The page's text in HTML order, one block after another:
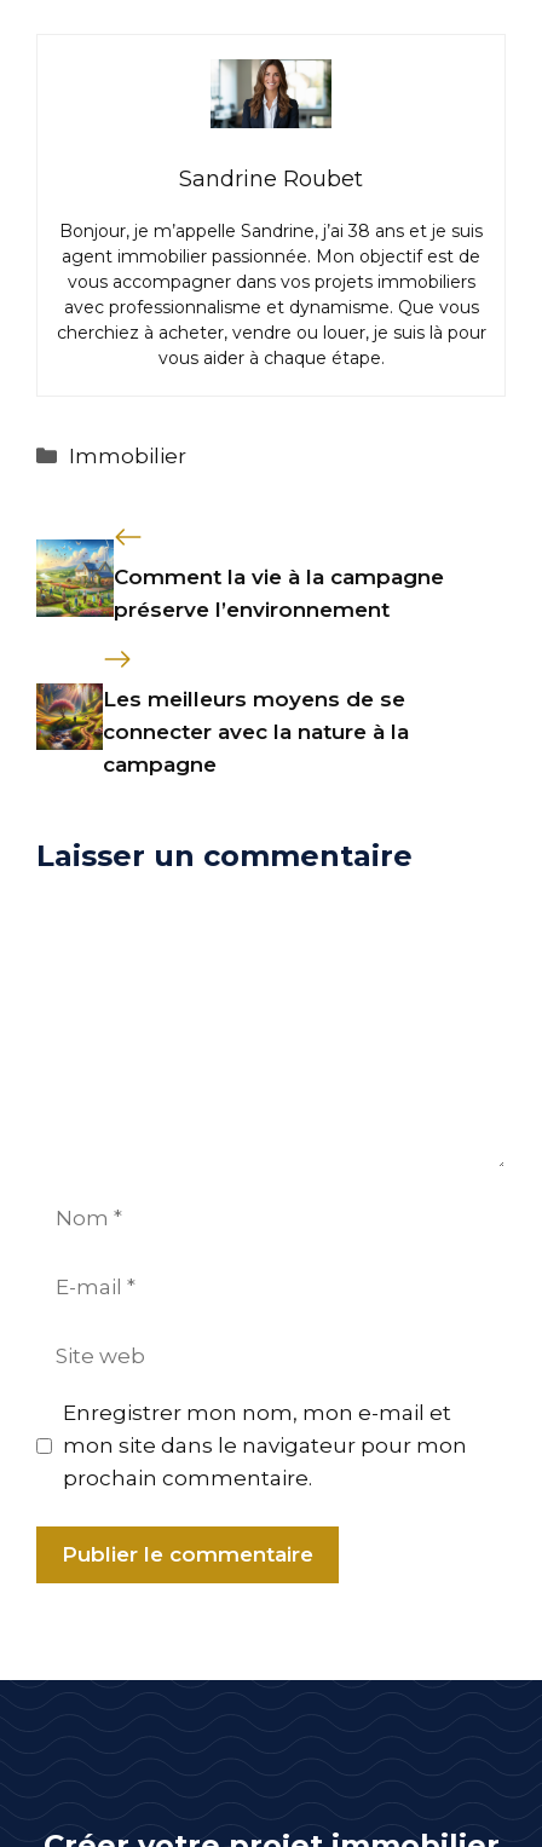
Sandrine Roubet
Bonjour, je m’appelle Sandrine, j’ai 38 ans et je suis
agent immobilier passionnée. Mon objectif est de
vous accompagner dans vos projets immobiliers
avec professionnalisme et dynamisme. Que vous
cherchiez à acheter, vendre ou louer, je suis là pour
vous aider à chaque étape.
Catégories
Immobilier
Comment la vie à la campagne
préserve l’environnement
Les meilleurs moyens de se
connecter avec la nature à la
campagne
Laisser un commentaire
Nom
Site
Enregistrer mon nom, mon e-mail et
mon site dans le navigateur pour mon
prochain commentaire.
t